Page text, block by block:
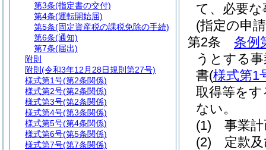
て、必要
(指定の申
第2条
条例
うとする
書(様式第1
取得等を
ない。
(1)
事業
(2)
定款
第3条(指定書の交付)
第4条(運転開始届)
第5条(固定資産税の課税免除の手続)
第6条(通知)
第7条(届出)
附則
附則 (令和3年12月28日規則第27号)
様式第1号(第2条関係)
様式第2号(第2条関係)
様式第3号(第2条関係)
様式第4号(第3条関係)
様式第5号(第4条関係)
様式第6号(第5条関係)
様式第7号(第7条関係)